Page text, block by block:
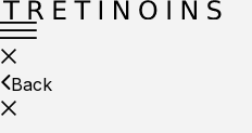
Back